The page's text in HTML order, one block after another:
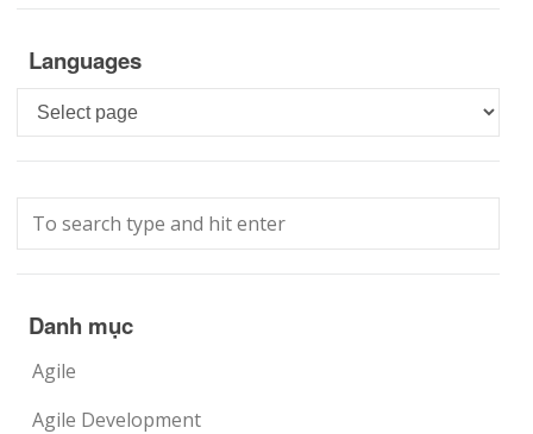
Languages
Languages
Danh mục
Agile
Agile Development